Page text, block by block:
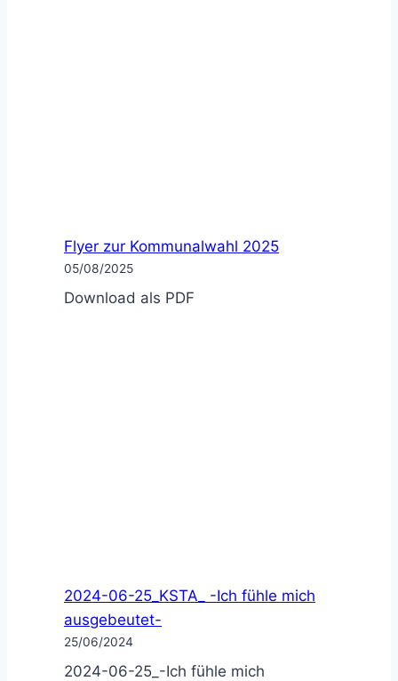
Flyer zur Kommunalwahl 2025
05/08/2025
Download als PDF
2024-06-25_KSTA_ -Ich fühle mich
ausgebeutet-
25/06/2024
2024-06-25_-Ich fühle mich